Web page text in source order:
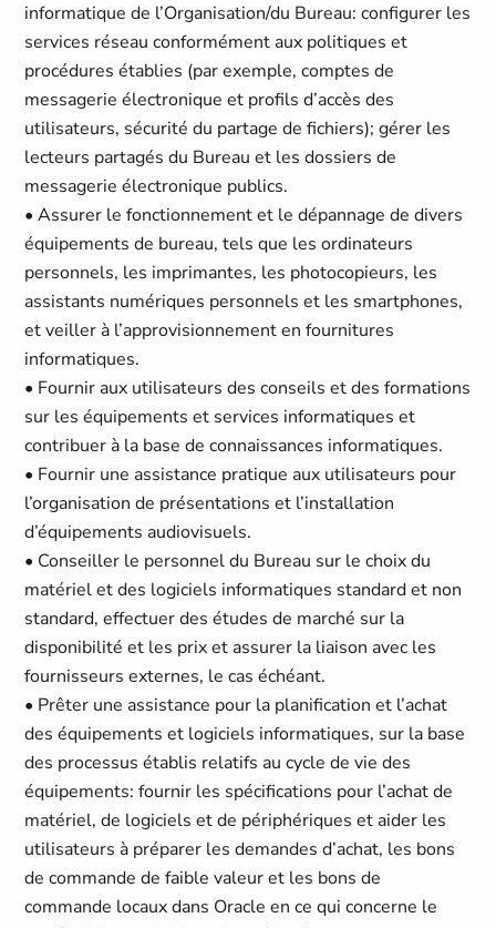
informatique de l’Organisation/du Bureau: configurer les
services réseau conformément aux politiques et
procédures établies (par exemple, comptes de
messagerie électronique et profils d’accès des
utilisateurs, sécurité du partage de fichiers); gérer les
lecteurs partagés du Bureau et les dossiers de
messagerie électronique publics.
• Assurer le fonctionnement et le dépannage de divers
équipements de bureau, tels que les ordinateurs
personnels, les imprimantes, les photocopieurs, les
assistants numériques personnels et les smartphones,
et veiller à l’approvisionnement en fournitures
informatiques.
• Fournir aux utilisateurs des conseils et des formations
sur les équipements et services informatiques et
contribuer à la base de connaissances informatiques.
• Fournir une assistance pratique aux utilisateurs pour
l’organisation de présentations et l’installation
d’équipements audiovisuels.
• Conseiller le personnel du Bureau sur le choix du
matériel et des logiciels informatiques standard et non
standard, effectuer des études de marché sur la
disponibilité et les prix et assurer la liaison avec les
fournisseurs externes, le cas échéant.
• Prêter une assistance pour la planification et l’achat
des équipements et logiciels informatiques, sur la base
des processus établis relatifs au cycle de vie des
équipements: fournir les spécifications pour l’achat de
matériel, de logiciels et de périphériques et aider les
utilisateurs à préparer les demandes d’achat, les bons
de commande de faible valeur et les bons de
commande locaux dans Oracle en ce qui concerne le